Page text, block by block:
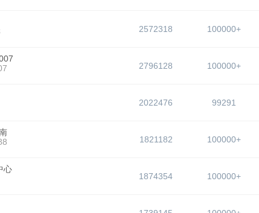
2572318 100000+
2796128 100000+
2022476 99291
1821182 100000+
心
1874354 100000+